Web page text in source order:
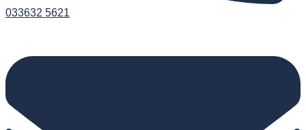
033632 5621